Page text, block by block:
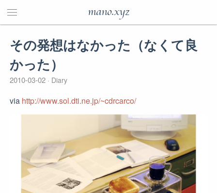
mano.xyz
その発想はなかった（なくて良
かった）
2010-03-02 Diary
via http://www.sol.dti.ne.jp/~cdrcarco/